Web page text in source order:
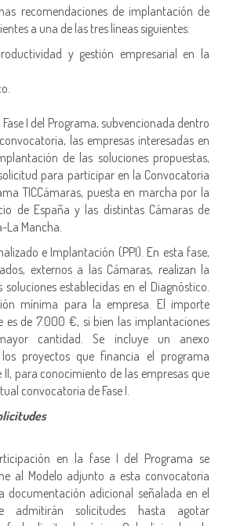
recomendaciones de implantación de
a una de las tres líneas siguientes:
y gestión empresarial en la
I del Programa, subvencionada dentro
las empresas interesadas en
de las soluciones propuestas,
para participar en la Convocatoria
TICCámaras, puesta en marcha por la
de España y las distintas Cámaras de
La Mancha.
e Implantación (PPI). En esta fase,
externos a las Cámaras, realizan la
establecidas en el Diagnóstico.
mínima para la empresa. El importe
es de 7.000 €, si bien las implantaciones
cantidad. Se incluye un anexo
proyectos que financia el programa
II, para conocimiento de las empresas que
convocatoria de Fase I.
en la fase I del Programa se
al Modelo adjunto a esta convocatoria
documentación adicional señalada en el
admitirán solicitudes hasta agotar